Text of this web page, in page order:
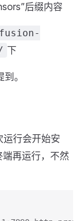
后缀内容
下
。
运行会开始安
再运行，不然